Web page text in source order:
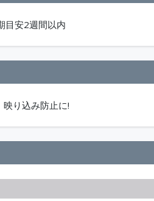
目安2週間以内
り込み防止に!